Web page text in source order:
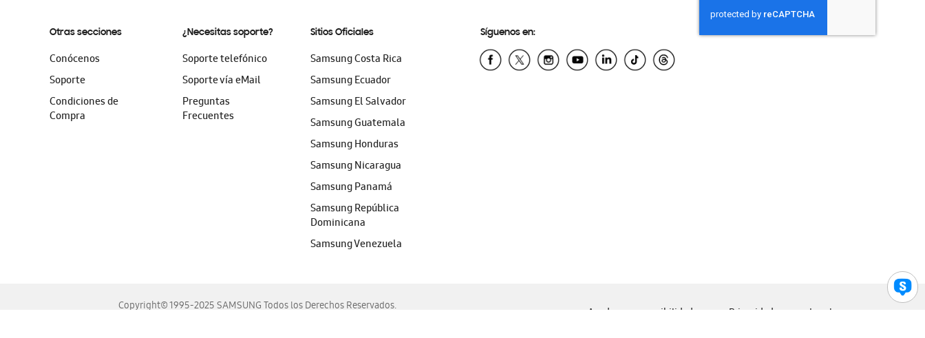
Otras secciones
Conócenos
Soporte
Condiciones de
Compra
¿Necesitas soporte?
Soporte telefónico
Soporte vía eMail
Preguntas
Frecuentes
Sitios Oficiales
Samsung Costa Rica
Samsung Ecuador
Samsung El Salvador
Samsung Guatemala
Samsung Honduras
Samsung Nicaragua
Samsung Panamá
Samsung República
Dominicana
Samsung Venezuela
Síguenos en:
Copyright© 1995-2025 SAMSUNG Todos los Derechos Reservados.
Ayuda para accesibilidad Privacidad Legal